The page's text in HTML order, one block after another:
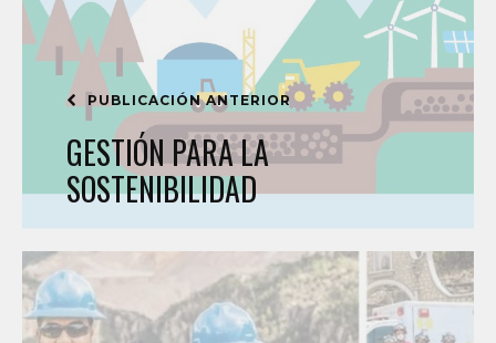
PUBLICACIÓN ANTERIOR
GESTIÓN PARA LA
SOSTENIBILIDAD